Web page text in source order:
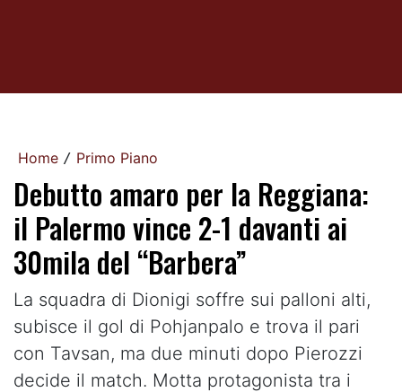
Home / Primo Piano
Debutto amaro per la Reggiana:
il Palermo vince 2-1 davanti ai
30mila del “Barbera”
La squadra di Dionigi soffre sui palloni alti,
subisce il gol di Pohjanpalo e trova il pari
con Tavsan, ma due minuti dopo Pierozzi
decide il match. Motta protagonista tra i